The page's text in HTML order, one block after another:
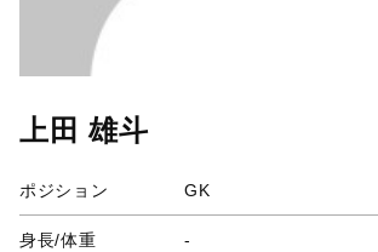
上田 雄斗
ポジション GK
身長/体重 -